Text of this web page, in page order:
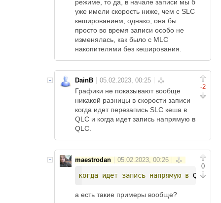
режиме, то да, в начале записи мы б
уже имели скорость ниже, чем с SLC
кешированием, однако, она бы
просто во время записи особо не
изменялась, как было с MLC
накопителями без кеширования.
-2
DainB
Графики не показывают вообще
никакой разницы в скорости записи
когда идет перезапиcь SLC кеша в
QLC и когда идет запись напрямую в
QLC.
0
maestrodan
когда идет запись напрямую в QLC
а есть такие примеры вообще?